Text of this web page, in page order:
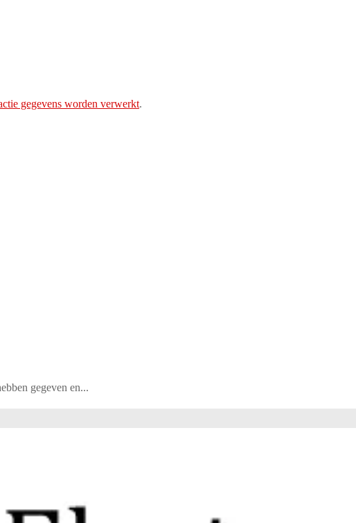
gegevens worden verwerkt.
gegeven en...